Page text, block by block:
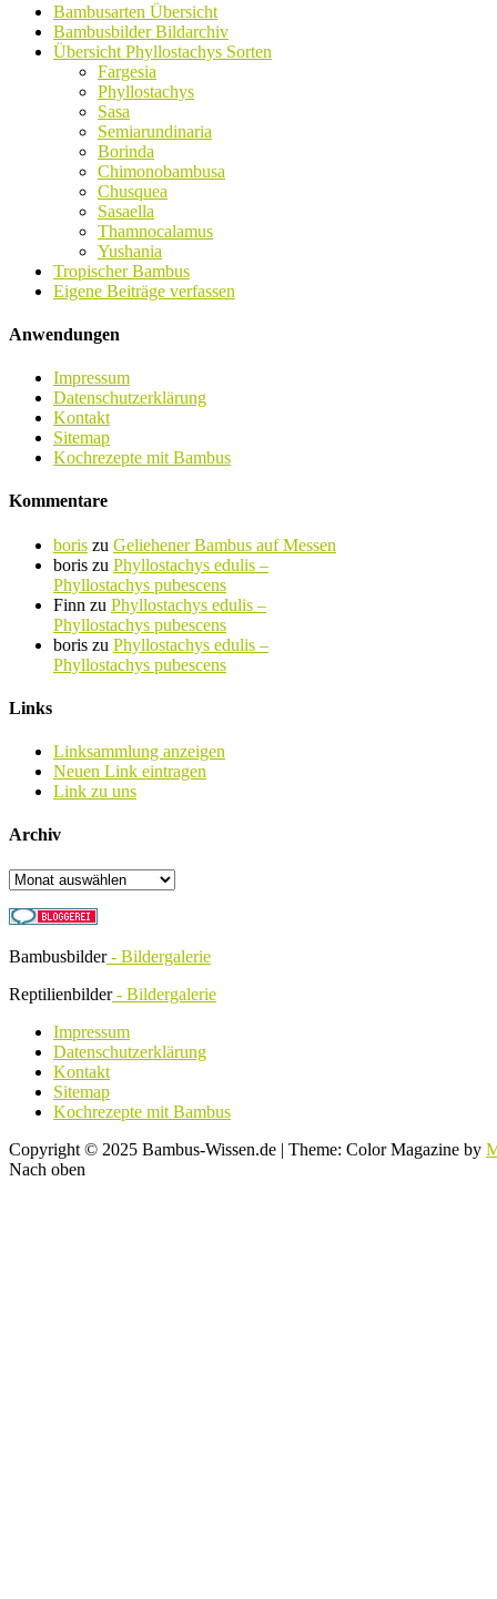
Bambusarten Übersicht
Bambusbilder Bildarchiv
Übersicht Phyllostachys Sorten
Fargesia
Phyllostachys
Sasa
Semiarundinaria
Borinda
Chimonobambusa
Chusquea
Sasaella
Thamnocalamus
Yushania
Tropischer Bambus
Eigene Beiträge verfassen
Anwendungen
Impressum
Datenschutzerklärung
Kontakt
Sitemap
Kochrezepte mit Bambus
Kommentare
boris zu Geliehener Bambus auf Messen
boris zu Phyllostachys edulis –
Phyllostachys pubescens
Finn zu Phyllostachys edulis –
Phyllostachys pubescens
boris zu Phyllostachys edulis –
Phyllostachys pubescens
Links
Linksammlung anzeigen
Neuen Link eintragen
Link zu uns
Archiv
Archiv
Bambusbilder- Bildergalerie
Reptilienbilder- Bildergalerie
Impressum
Datenschutzerklärung
Kontakt
Sitemap
Kochrezepte mit Bambus
Copyright © 2025 Bambus-Wissen.de | Theme: Color Magazine by
Nach oben